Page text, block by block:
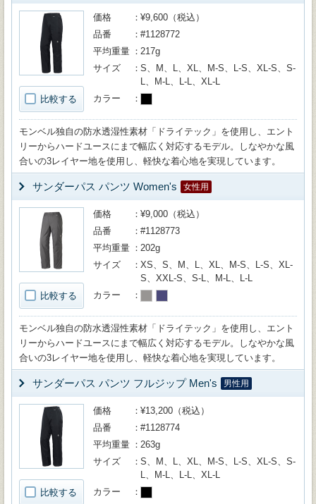
比較する
価格
¥9,600（税込）
品番
#1128772
平均重量
217g
サイズ
S、M、L、XL、M-S、L-S、XL-S、S-
L、M-L、L-L、XL-L
カラー
モンベル独自の防水透湿性素材「ドライテック」を使用し、エント
リーからハードユースにまで幅広く対応するモデル。しなやかな風
合いの3レイヤー地を使用し、軽快な着心地を実現しています。
サンダーパス パンツ Women's 女性用
比較する
価格
¥9,000（税込）
品番
#1128773
平均重量
202g
サイズ
XS、S、M、L、XL、M-S、L-S、XL-
S、XXL-S、S-L、M-L、L-L
カラー
モンベル独自の防水透湿性素材「ドライテック」を使用し、エント
リーからハードユースにまで幅広く対応するモデル。しなやかな風
合いの3レイヤー地を使用し、軽快な着心地を実現しています。
サンダーパス パンツ フルジップ Men's 男性用
比較する
価格
¥13,200（税込）
品番
#1128774
平均重量
263g
サイズ
S、M、L、XL、M-S、L-S、XL-S、S-
L、M-L、L-L、XL-L
カラー